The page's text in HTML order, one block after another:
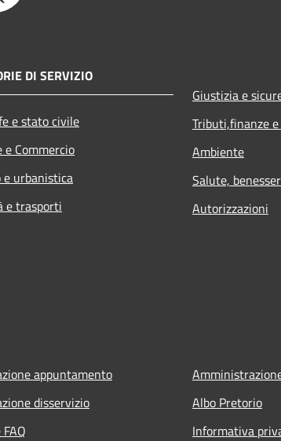
DI SERVIZIO
e stato civile
e Commercio
e urbanistica
e trasporti
Giustizia e
Tributi,finanze
Ambiente
Salute,
Autorizzazioni
appuntamento
disservizio
Albo Pretorio
Informativa